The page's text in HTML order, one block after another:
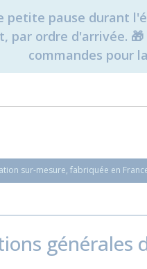
petite pause durant
par ordre d'arrivée. 🎁
commandes pour
sur-mesure, fabriquée en
générales